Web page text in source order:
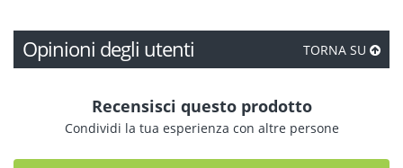
Opinioni degli utenti TORNA SU
Recensisci questo prodotto
Condividi la tua esperienza con altre persone